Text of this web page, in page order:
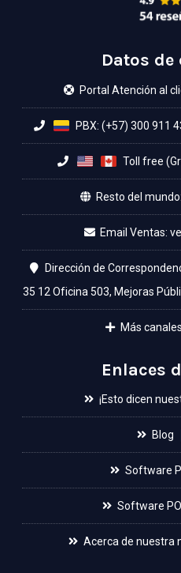
Datos
Portal Atención al
PBX: (+57) 300 911
Toll free
Resto del
Email Ventas:
Dirección de
35 12 Oficina 503, Mejoras
Más
Enlaces
¡Esto dicen
Blog
Software
Software
Acerca de nuestra